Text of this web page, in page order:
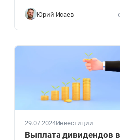
Юрий Исаев
29.07.2024Инвестиции
Выплата дивидендов в